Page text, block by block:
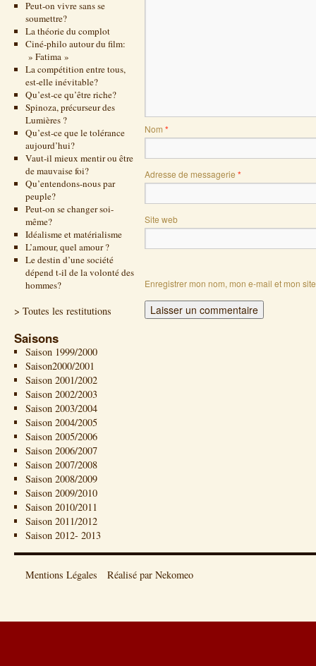
Peut-on vivre sans se
soumettre?
La théorie du complot
Ciné-philo autour du film:
» Fatima »
La compétition entre tous,
est-elle inévitable?
Qu’est-ce qu’être riche?
Spinoza, précurseur des
Lumières ?
Qu’est-ce que le tolérance
aujourd’hui?
Vaut-il mieux mentir ou être
de mauvaise foi?
Qu’entendons-nous par
peuple?
Peut-on se changer soi-
même?
Idéalisme et matérialisme
L’amour, quel amour ?
Le destin d’une société
dépend t-il de la volonté des
hommes?
> Toutes les restitutions
Saisons
Saison 1999/2000
Saison2000/2001
Saison 2001/2002
Saison 2002/2003
Saison 2003/2004
Saison 2004/2005
Saison 2005/2006
Saison 2006/2007
Saison 2007/2008
Saison 2008/2009
Saison 2009/2010
Saison 2010/2011
Saison 2011/2012
Saison 2012- 2013
Nom *
Adresse de messagerie *
Site web
Enregistrer mon nom, mon e-mail et mon
Mentions Légales Réalisé par Nekomeo